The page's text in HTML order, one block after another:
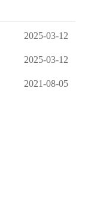
2025-03-12
2025-03-12
2021-08-05